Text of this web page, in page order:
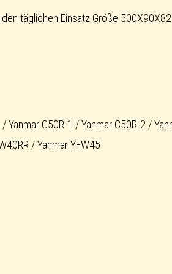
täglichen Einsatz Größe
Yanmar C50R-1 / Yanmar C50R-2 /
/ Yanmar YFW45